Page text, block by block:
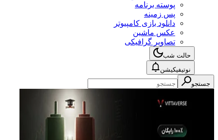
پوسته برنامه
پس زمینه
دانلود بازی کامپیوتر
عکس ماشین
تصاویر گرافیکی
حالت شب
نوتیفیکیشن
جستجو